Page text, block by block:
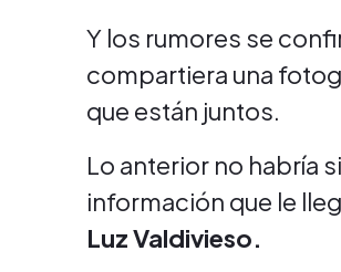
Y los rumores se
compartiera una
que están juntos.
Lo anterior no habría
información que le
Luz Valdivieso.